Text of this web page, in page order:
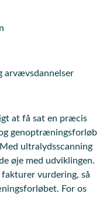
arvævsdannelser
at få sat en præcis
genoptræningsforløb
ultralydsscanning
øje med udviklingen.
vurdering, så
For os